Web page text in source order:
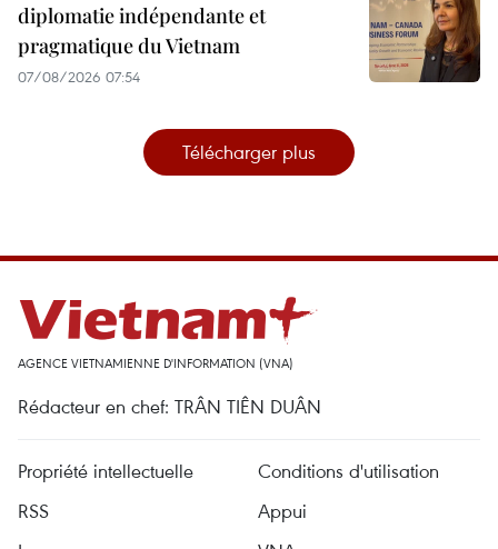
diplomatie indépendante et
pragmatique du Vietnam
07/08/2026 07:54
Télécharger plus
AGENCE VIETNAMIENNE D'INFORMATION (VNA)
Rédacteur en chef: TRÂN TIÊN DUÂN
Propriété intellectuelle
Conditions d'utilisation
RSS
Appui